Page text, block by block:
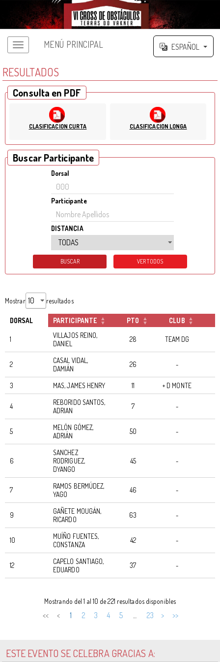
MENÚ PRINCIPAL ESPAÑOL
RESULTADOS
Consulta en PDF
CLASIFICACION CURTA CLASIFICACION LONGA
Buscar Participante
Dorsal
Participante
DISTANCIA
Mostrar resultados
DORSAL PARTICIPANTE PTO CLUB
1
VILLAJOS REINO,
DANIEL
28 TEAM DG
2
CASAL VIDAL,
DAMIÁN
26 -
3 MAS, JAMES HENRY 11 + D MONTE
4
REBORIDO SANTOS,
ADRIAN
7 -
5
MELÓN GÓMEZ,
ADRIÁN
50 -
6
SANCHEZ
RODRIGUEZ,
DYANGO
45 -
7
RAMOS BERMÚDEZ,
YAGO
46 -
9
GAÑETE MOUGÁN,
RICARDO
63 -
10
MUÍÑO FUENTES,
CONSTANZA
42 -
12
CAPELO SANTIAGO,
EDUARDO
37 -
Mostrando del 1 al 10 de 221 resultados disponibles
<< < 1 2 3 4 5 23 > >>
ESTE EVENTO SE CELEBRA GRACIAS A: